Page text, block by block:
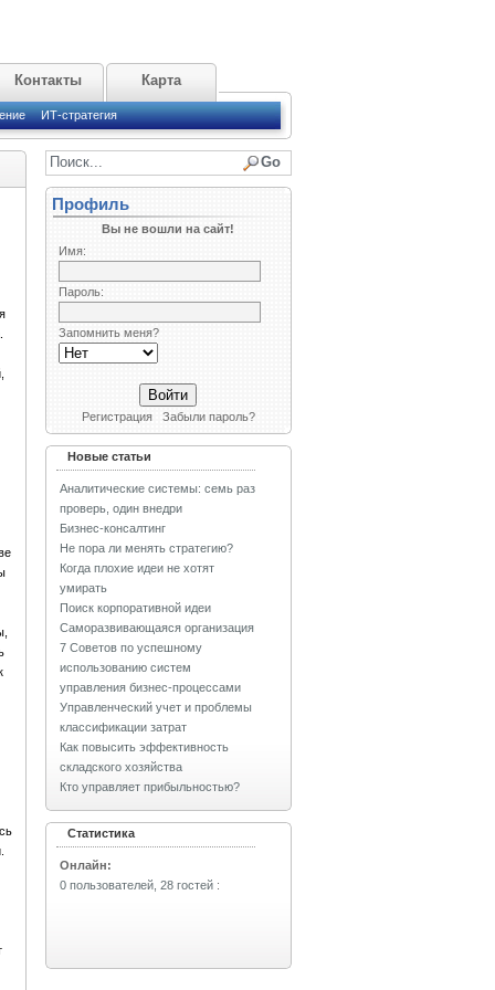
Контакты Карта
ИТ-стратегия
Профиль
Вы не вошли на сайт!
Имя:
Пароль:
Запомнить меня?
Регистрация Забыли пароль?
Новые статьи
Аналитические системы: семь раз
проверь, один внедри
Бизнес-консалтинг
Не пора ли менять стратегию?
Когда плохие идеи не хотят
умирать
Поиск корпоративной идеи
Саморазвивающаяся организация
7 Советов по успешному
использованию систем
управления бизнес-процессами
Управленческий учет и проблемы
классификации затрат
Как повысить эффективность
складского хозяйства
Кто управляет прибыльностью?
Статистика
Онлайн:
0 пользователей, 28 гостей: